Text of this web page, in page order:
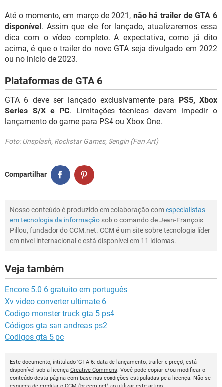
Até o momento, em março de 2021, não há trailer de GTA 6
disponível. Assim que ele for lançado, atualizaremos essa
dica com o vídeo completo. A expectativa, como já dito
acima, é que o trailer do novo GTA seja divulgado em 2022
ou no início de 2023.
Plataformas de GTA 6
GTA 6 deve ser lançado exclusivamente para PS5, Xbox
Series S/X e PC. Limitações técnicas devem impedir o
lançamento do game para PS4 ou Xbox One.
Foto: Unsplash, Rockstar Games, Sengin (Fan Art)
Compartilhar
Nosso conteúdo é produzido em colaboração comespecialistas
em tecnologia da informação sob o comando de Jean-François
Pillou, fundador do CCM.net. CCM é um site sobre tecnologia líder
em nível internacional e está disponível em 11 idiomas.
Veja também
Encore 5.0 6 gratuito em português
Xv video converter ultimate 6
Codigo monster truck gta 5 ps4
Códigos gta san andreas ps2
Codigos gta 5 pc
Este documento, intitulado 'GTA 6: data de lançamento, trailer e preço', está
disponível sob a licença Creative Commons. Você pode copiar e/ou modificar o
conteúdo desta página com base nas condições estipuladas pela licença. Não se
esqueça de creditar o CCM (br.ccm.net) ao utilizar este artigo.